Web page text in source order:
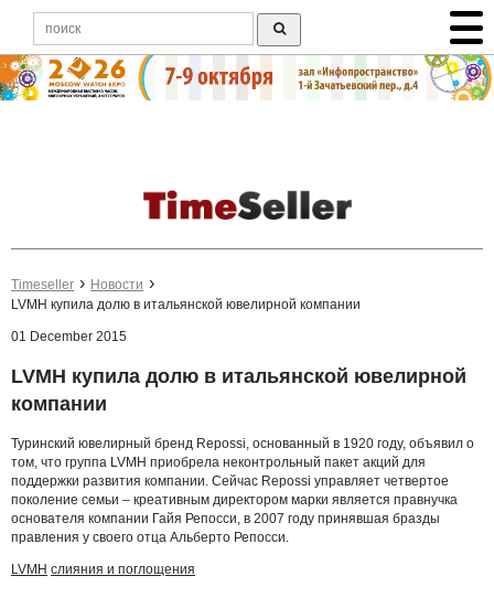
Timeseller
Новости
LVMH купила долю в итальянской ювелирной компании
01 December 2015
LVMH купила долю в итальянской ювелирной
компании
Туринский ювелирный бренд Repossi, основанный в 1920 году, объявил о
том, что группа LVMH приобрела неконтрольный пакет акций для
поддержки развития компании. Сейчас Repossi управляет четвертое
поколение семьи – креативным директором марки является правнучка
основателя компании Гайя Репосси, в 2007 году принявшая бразды
правления у своего отца Альберто Репосси.
LVMH слияния и поглощения